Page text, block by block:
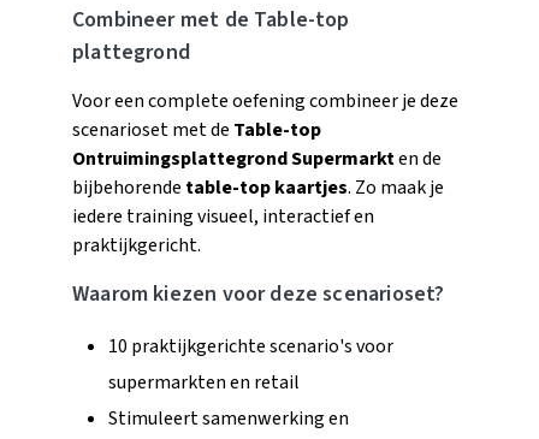
Combineer met de Table-top
plattegrond
Voor een complete oefening combineer je deze
scenarioset met de Table-top
Ontruimingsplattegrond Supermarkten de
bijbehorende table-top kaartjes. Zo maak je
iedere training visueel, interactief en
praktijkgericht.
Waarom kiezen voor deze scenarioset?
10 praktijkgerichte scenario's voor
supermarkten en retail
Stimuleert samenwerking en